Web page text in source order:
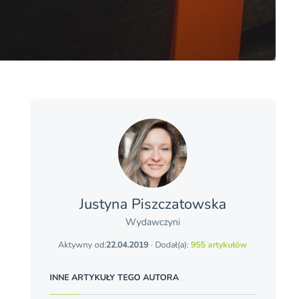
Justyna Piszczatowska
Wydawczyni
Aktywny od:22.04.2019 · Dodał(a):955 artykułów
INNE ARTYKUŁY TEGO AUTORA